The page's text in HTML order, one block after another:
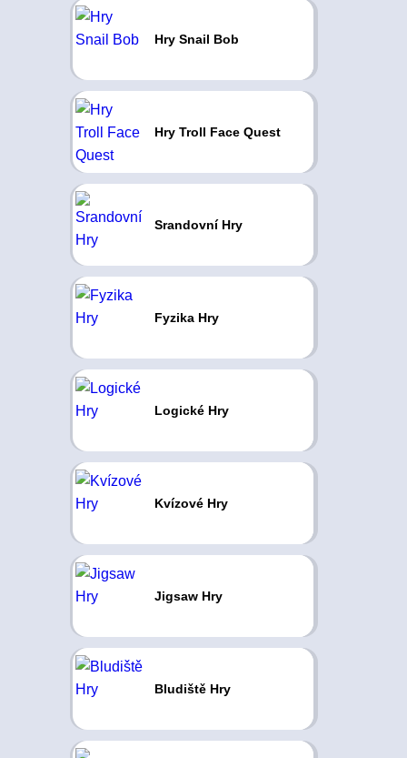
Hry Snail Bob
Hry Troll Face Quest
Srandovní Hry
Fyzika Hry
Logické Hry
Kvízové Hry
Jigsaw Hry
Bludiště Hry